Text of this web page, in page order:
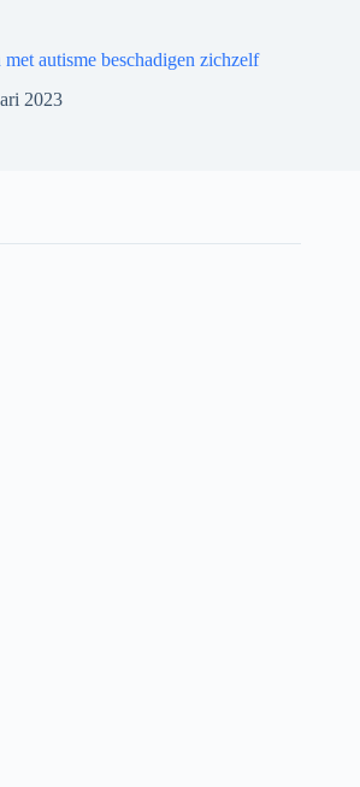
autisme beschadigen zichzelf
2023